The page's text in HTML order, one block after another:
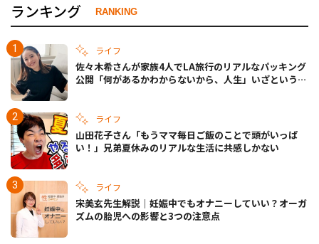
ランキング RANKING
ライフ
佐々木希さんが家族4人でLA旅行のリアルなパッキング
公開「何があるかわからないから、人生」いざというと
ライフ
山田花子さん「もうママ毎日ご飯のことで頭がいっぱ
い！」兄弟夏休みのリアルな生活に共感しかない
ライフ
宋美玄先生解説｜妊娠中でもオナニーしていい？オーガ
ズムの胎児への影響と3つの注意点